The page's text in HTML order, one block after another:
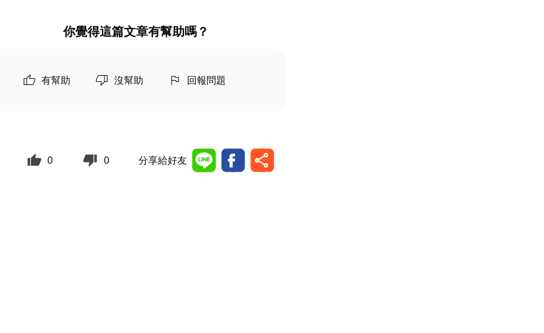
你覺得這篇文章有幫助嗎？
有幫助 沒幫助 回報問題
0 0 分享給好友